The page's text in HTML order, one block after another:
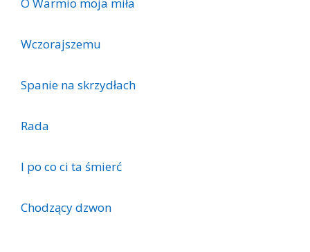
O Warmio moja miła
Wczorajszemu
Spanie na skrzydłach
Rada
I po co ci ta śmierć
Chodzący dzwon